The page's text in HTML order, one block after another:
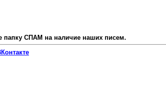
папку СПАМ на наличие наших писем.